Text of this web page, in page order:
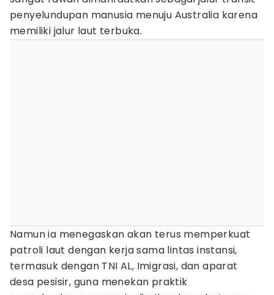
penyelundupan manusia menuju Australia karena
memiliki jalur laut terbuka.
Namun ia menegaskan akan terus memperkuat
patroli laut dengan kerja sama lintas instansi,
termasuk dengan TNI AL, Imigrasi, dan aparat
desa pesisir, guna menekan praktik